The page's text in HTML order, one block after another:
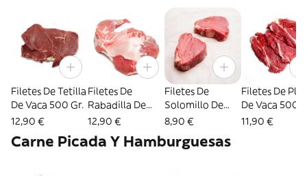
Filetes De Tetilla
De Vaca 500 Gr.
12,90 €
Filetes De
Rabadilla De
Vaca 500 Gr.
12,90 €
Filetes De
Solomillo De
Vaca 200 Gr.
8,90 €
Filetes De
De Vaca 500
11,90 €
Carne Picada Y Hamburguesas